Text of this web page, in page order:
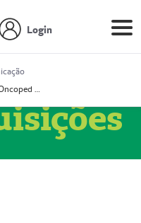
Login
Prestador Oncoped Serviços Médicos (51004335-0)